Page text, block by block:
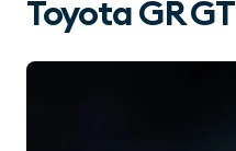
Toyota GR GT